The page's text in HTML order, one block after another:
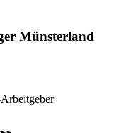
Münsterland